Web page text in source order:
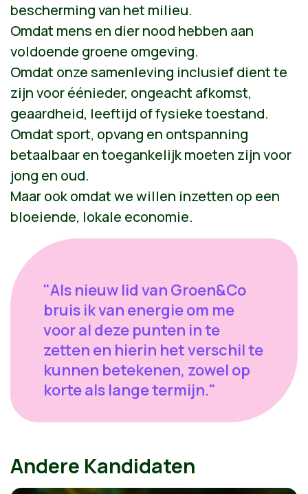
bescherming van het milieu.
Omdat mens en dier nood hebben aan
voldoende groene omgeving.
Omdat onze samenleving inclusief dient te
zijn voor éénieder, ongeacht afkomst,
geaardheid, leeftijd of fysieke toestand.
Omdat sport, opvang en ontspanning
betaalbaar en toegankelijk moeten zijn voor
jong en oud.
Maar ook omdat we willen inzetten op een
bloeiende, lokale economie.
"Als nieuw lid van Groen&Co
bruis ik van energie om me
voor al deze punten in te
zetten en hierin het verschil te
kunnen betekenen, zowel op
korte als lange termijn."
Andere Kandidaten